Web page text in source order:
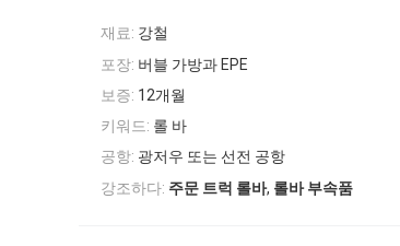
재료: 강철
포장: 버블 가방과 EPE
보증: 12개월
키워드: 롤 바
공항: 광저우 또는 선전 공항
강조하다: 주문 트럭 롤바, 롤바 부속품